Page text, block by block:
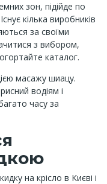
зон, підійде по
кілька виробників
за своїми
з вибором,
каталог.
масажу шиацу.
водіям і
часу за
на крісло в Києві і